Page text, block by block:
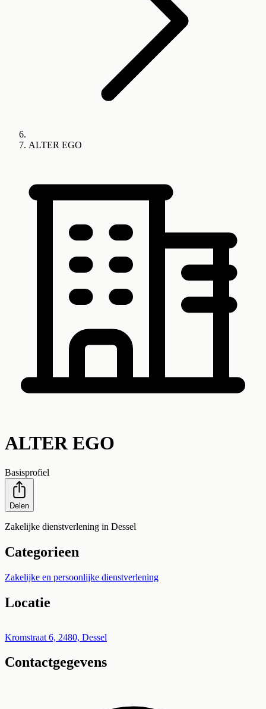
ALTER EGO
ALTER EGO
Basisprofiel
Delen
Zakelijke dienstverlening in Dessel
Categorieen
Zakelijke en persoonlijke dienstverlening
Locatie
+
−
Kromstraat 6, 2480, Dessel
Contactgegevens